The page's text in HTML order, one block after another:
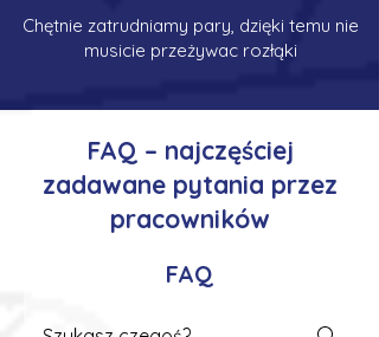
Chętnie zatrudniamy pary, dzięki temu nie
musicie przeżywac rozłąki
FAQ – najczęściej
zadawane pytania przez
pracowników
FAQ